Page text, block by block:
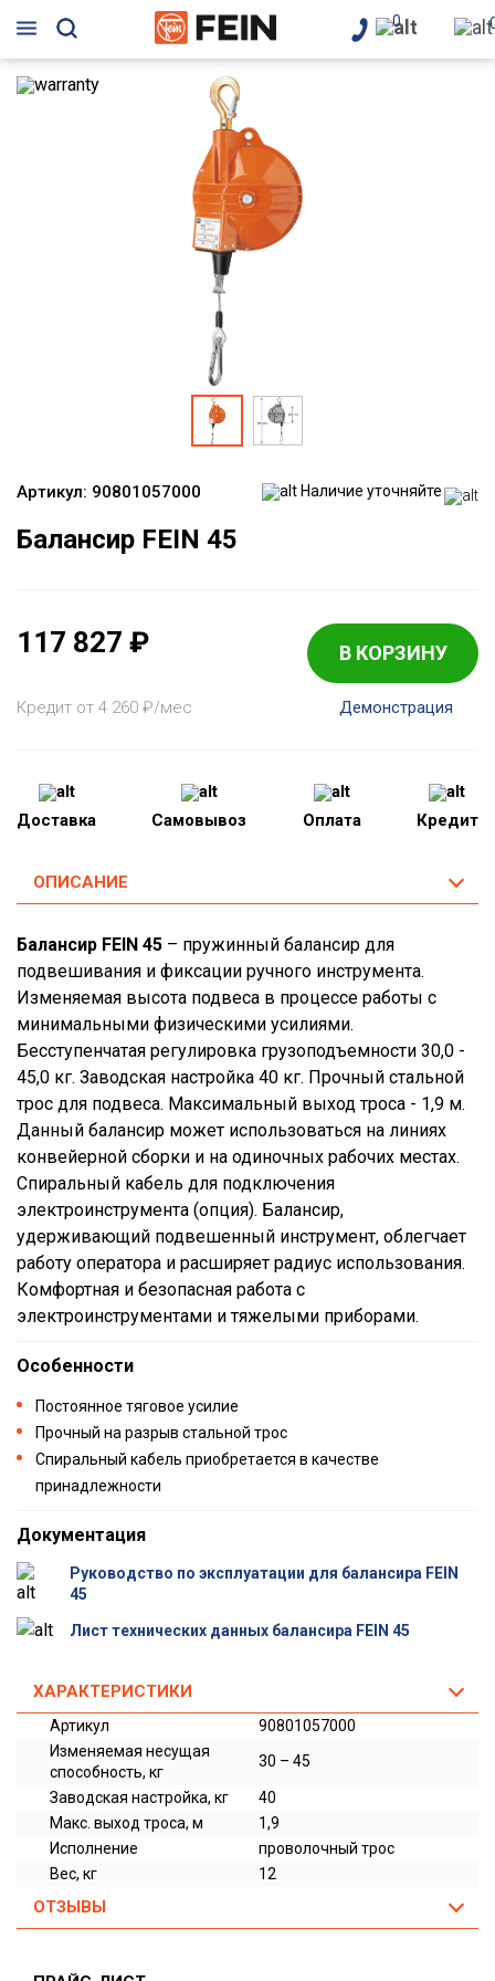
0
Артикул: 90801057000 Наличие уточняйте
Балансир FEIN 45
117 827 ₽ В КОРЗИНУ
Кредит от 4 260 ₽/мес Демонстрация
Доставка Самовывоз Оплата Кредит
ОПИСАНИЕ
Балансир FEIN 45 – пружинный балансир для
подвешивания и фиксации ручного инструмента.
Изменяемая высота подвеса в процессе работы с
минимальными физическими усилиями.
Бесступенчатая регулировка грузоподъемности 30,0 -
45,0 кг. Заводская настройка 40 кг. Прочный стальной
трос для подвеса. Максимальный выход троса - 1,9 м.
Данный балансир может использоваться на линиях
конвейерной сборки и на одиночных рабочих местах.
Спиральный кабель для подключения
электроинструмента (опция). Балансир,
удерживающий подвешенный инструмент, облегчает
работу оператора и расширяет радиус использования.
Комфортная и безопасная работа с
электроинструментами и тяжелыми приборами.
Особенности
Постоянное тяговое усилие
Прочный на разрыв стальной трос
Спиральный кабель приобретается в качестве
принадлежности
Документация
Руководство по эксплуатации для балансира FEIN
45
Лист технических данных балансира FEIN 45
ХАРАКТЕРИСТИКИ
Артикул
90801057000
Изменяемая несущая
способность, кг
30 – 45
Заводская настройка, кг
40
Макс. выход троса, м
1,9
Исполнение
проволочный трос
Вес, кг
12
ОТЗЫВЫ